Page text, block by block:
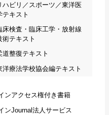
ハビリ／スポーツ／東洋医
テキスト
床検査・臨床工学・放射線
術テキスト
道整復テキスト
洋療法学校協会編テキスト
ンアクセス権付き書籍
ンJournal法人サービス